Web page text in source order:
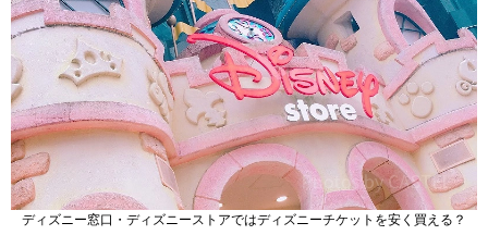
ディズニー窓口・ディズニーストアではディズニーチケットを安く買える？